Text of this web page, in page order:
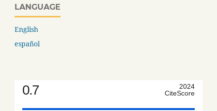
LANGUAGE
English
español
0.7
2024
CiteScore